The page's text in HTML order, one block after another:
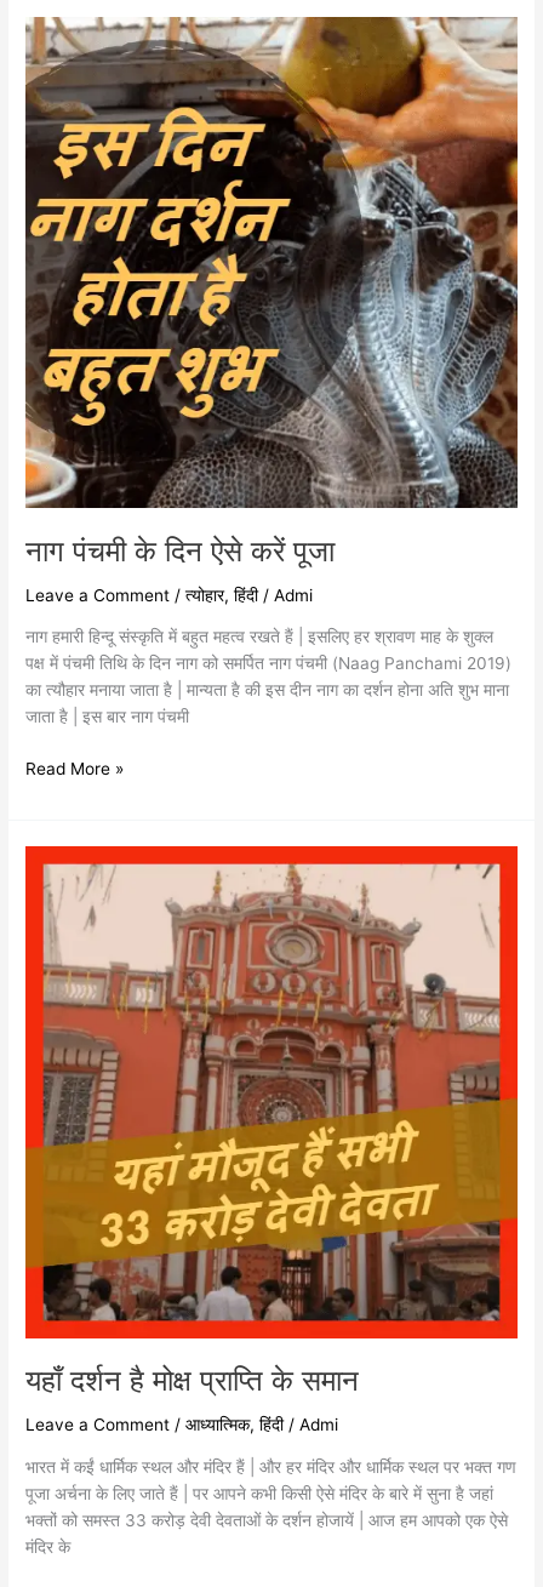
नाग पंचमी के दिन ऐसे करें पूजा
Leave a Comment /त्योहार,हिंदी/Admi
नाग हमारी हिन्दू संस्कृति में बहुत महत्व रखते हैं | इसलिए हर श्रावण माह के शुक्ल
पक्ष में पंचमी तिथि के दिन नाग को समर्पित नाग पंचमी (Naag Panchami 2019)
का त्यौहार मनाया जाता है | मान्यता है की इस दीन नाग का दर्शन होना अति शुभ माना
जाता है | इस बार नाग पंचमी
नाग
पंचमी
के
दिन
ऐसे
Read More »
यहाँ दर्शन है मोक्ष प्राप्ति के समान
Leave a Comment /आध्यात्मिक,हिंदी/Admi
भारत में कईं धार्मिक स्थल और मंदिर हैं | और हर मंदिर और धार्मिक स्थल पर भक्त गण
पूजा अर्चना के लिए जाते हैं | पर आपने कभी किसी ऐसे मंदिर के बारे में सुना है जहां
भक्तों को समस्त 33 करोड़ देवी देवताओं के दर्शन होजायें | आज हम आपको एक ऐसे
मंदिर के
दर्शन
प्राप्ति